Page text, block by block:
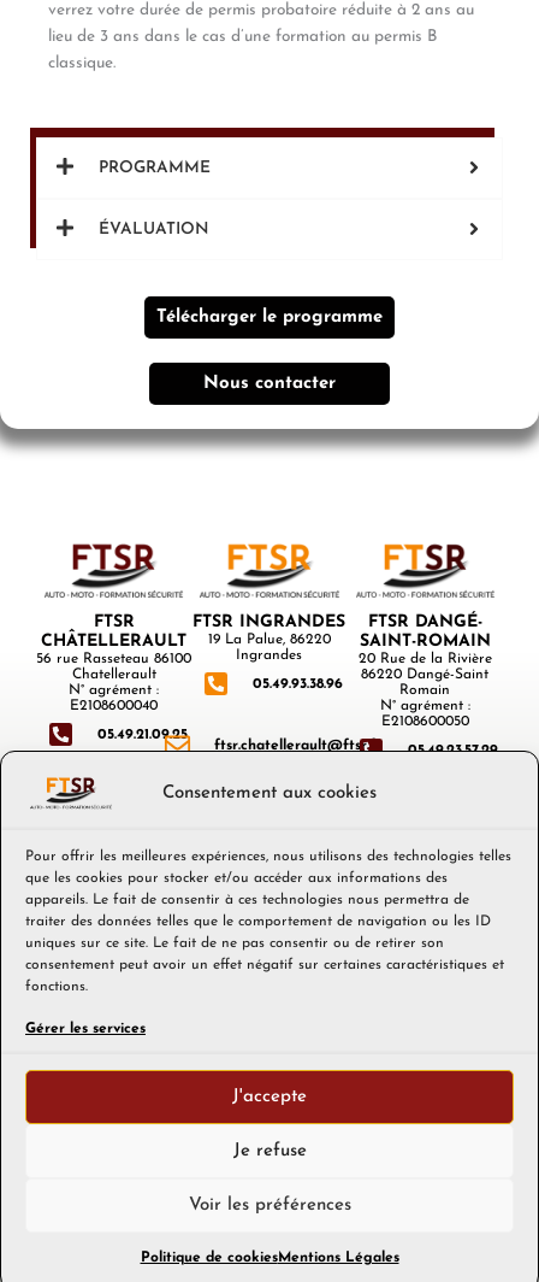
Consentement aux cookies
Pour offrir les meilleures expériences, nous utilisons des technologies telles
que les cookies pour stocker et/ou accéder aux informations des
appareils. Le fait de consentir à ces technologies nous permettra de
traiter des données telles que le comportement de navigation ou les ID
uniques sur ce site. Le fait de ne pas consentir ou de retirer son
consentement peut avoir un effet négatif sur certaines caractéristiques et
fonctions.
Gérer les services
J'accepte
Je refuse
Voir les préférences
Politique de cookiesMentions Légales
verrez votre durée de permis probatoire réduite à 2 ans au
lieu de 3 ans dans le cas d’une formation au permis B
classique.
PROGRAMME
ÉVALUATION
Télécharger le programme
Nous contacter
FTSR
CHÂTELLERAULT
56 rue Rasseteau 86100
Chatellerault
N° agrément :
E2108600040
05.49.21.09.25
ftsr@ftsr.fr
FTSR INGRANDES
19 La Palue, 86220
Ingrandes
05.49.93.38.96
ftsr.chatellerault@ftsr.fr
FTSR DANGÉ-
SAINT-ROMAIN
20 Rue de la Rivière
86220 Dangé-Saint
Romain
N° agrément :
E2108600050
05.49.23.57.29
RÈGLEMENT INTÉRIEUR
MON COMPTE CPF
QUALIOPI FORMATION PROFESSIONNELLE
MENTIONS LÉGALES
POLITIQUE DE COOKIES (EU)
CGV
NOUS CONTACTER
© FTSR 2026